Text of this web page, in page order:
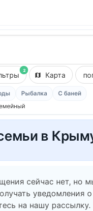
2
Карта
Рыбалка
С баней
в
сейчас нет, но
уведомления о
на нашу рассылку.